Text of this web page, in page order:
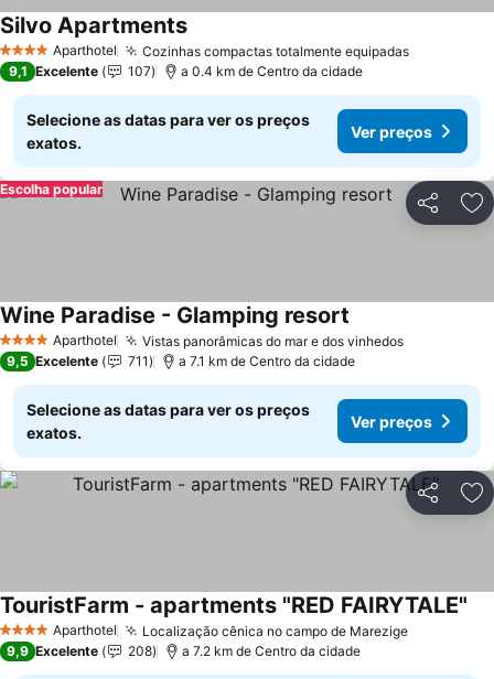
4 EstrelasAparthotel Cozinhas compactas totalmente equipadas
Silvo Apartments
9,1 Excelente 107 a 0.4 km de Centro da cidade
Selecione as datas para ver os preços
exatos.
Ver preços
Partilhar
Escolha popular
4 EstrelasAparthotel Vistas panorâmicas do mar e dos vinhedos
Wine Paradise - Glamping resort
9,5 Excelente 711 a 7.1 km de Centro da cidade
Selecione as datas para ver os preços
exatos.
Ver preços
Partilhar
4 EstrelasAparthotel Localização cênica no campo de Marezige
TouristFarm - apartments "RED FAIRYTALE"
9,9 Excelente 208 a 7.2 km de Centro da cidade